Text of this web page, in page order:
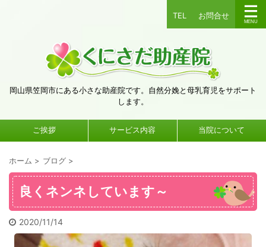
TEL お問合せ
岡山県笠岡市にある小さな助産院です。自然分娩と母乳育児をサポート
します。
ご挨拶 サービス内容 当院について
ホーム > ブログ >
良くネンネしています～
2020/11/14